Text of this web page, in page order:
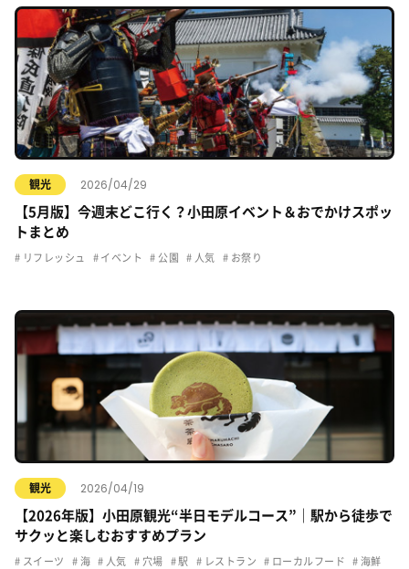
観光 2026/04/29
【5月版】今週末どこ行く？小田原イベント＆おでかけスポッ
トまとめ
リフレッシュ イベント 公園 人気 お祭り
観光 2026/04/19
【2026年版】小田原観光“半日モデルコース”｜駅から徒歩で
サクッと楽しむおすすめプラン
スイーツ 海 人気 穴場 駅 レストラン ローカルフード 海鮮